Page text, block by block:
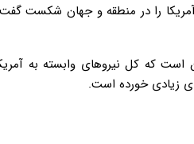
را در منطقه و جهان شکست گفت:
که کل نیروهای وابسته به
زیادی خورده است.